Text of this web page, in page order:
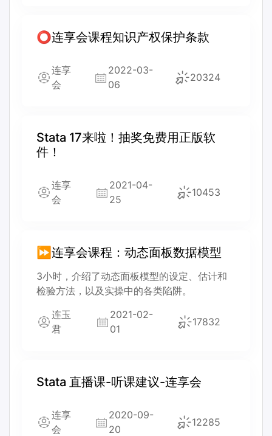
⭕连享会课程知识产权保护条款
连享
会
2022-03-
06
20324
Stata 17来啦！抽奖免费用正版软
件！
连享
会
2021-04-
25
10453
⏩连享会课程：动态面板数据模型
3小时，介绍了动态面板模型的设定、估计和
检验方法，以及实操中的各类陷阱。
连玉
君
2021-02-
01
17832
Stata 直播课-听课建议-连享会
连享
会
2020-09-
20
12285